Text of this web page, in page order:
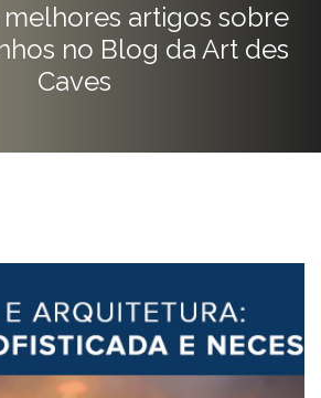
artigos sobre
no Blog da Art des
Caves